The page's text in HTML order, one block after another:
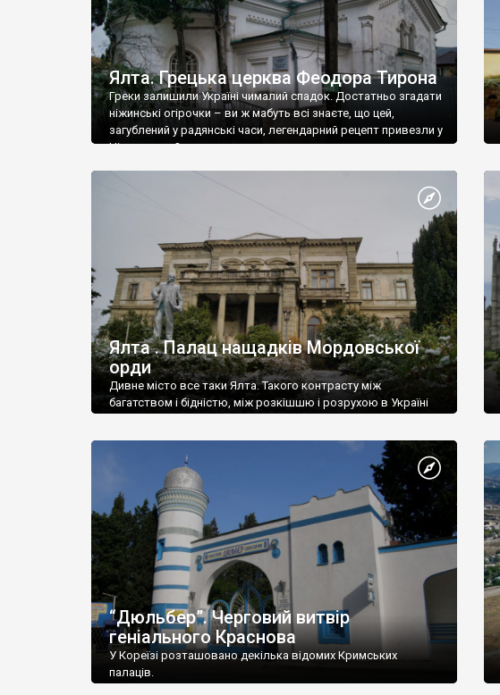
Ялта. Грецька церква Феодора Тирона
Греки залишили Україні чималий спадок. Достатньо згадати
ніжинські огірочки – ви ж мабуть всі знаєте, що цей,
загублений у радянські часи, легендарний рецепт привезли у
Ніжин греки?
Ялта . Палац нащадків Мордовської
орди
Дивне місто все таки Ялта. Такого контрасту між
багатством і бідністю, між розкішшю і розрухою в Україні
“Дюльбер”. Черговий витвір
геніального Краснова
У Кореїзі розташовано декілька відомих Кримських
палаців.